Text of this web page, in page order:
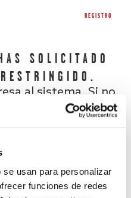
usan para personalizar
funciones de redes
REGISTRO
SOLICITADO
al sistema. Si no,